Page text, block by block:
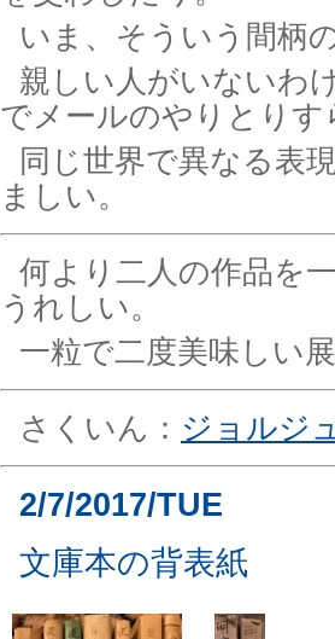
いま、そういう間柄
親しい人がいないわ
でメールのやりとりす
同じ世界で異なる表
ましい。
何より二人の作品を
うれしい。
一粒で二度美味しい
さくいん： ジョルジ
2/7/2017/TUE
文庫本の背表紙